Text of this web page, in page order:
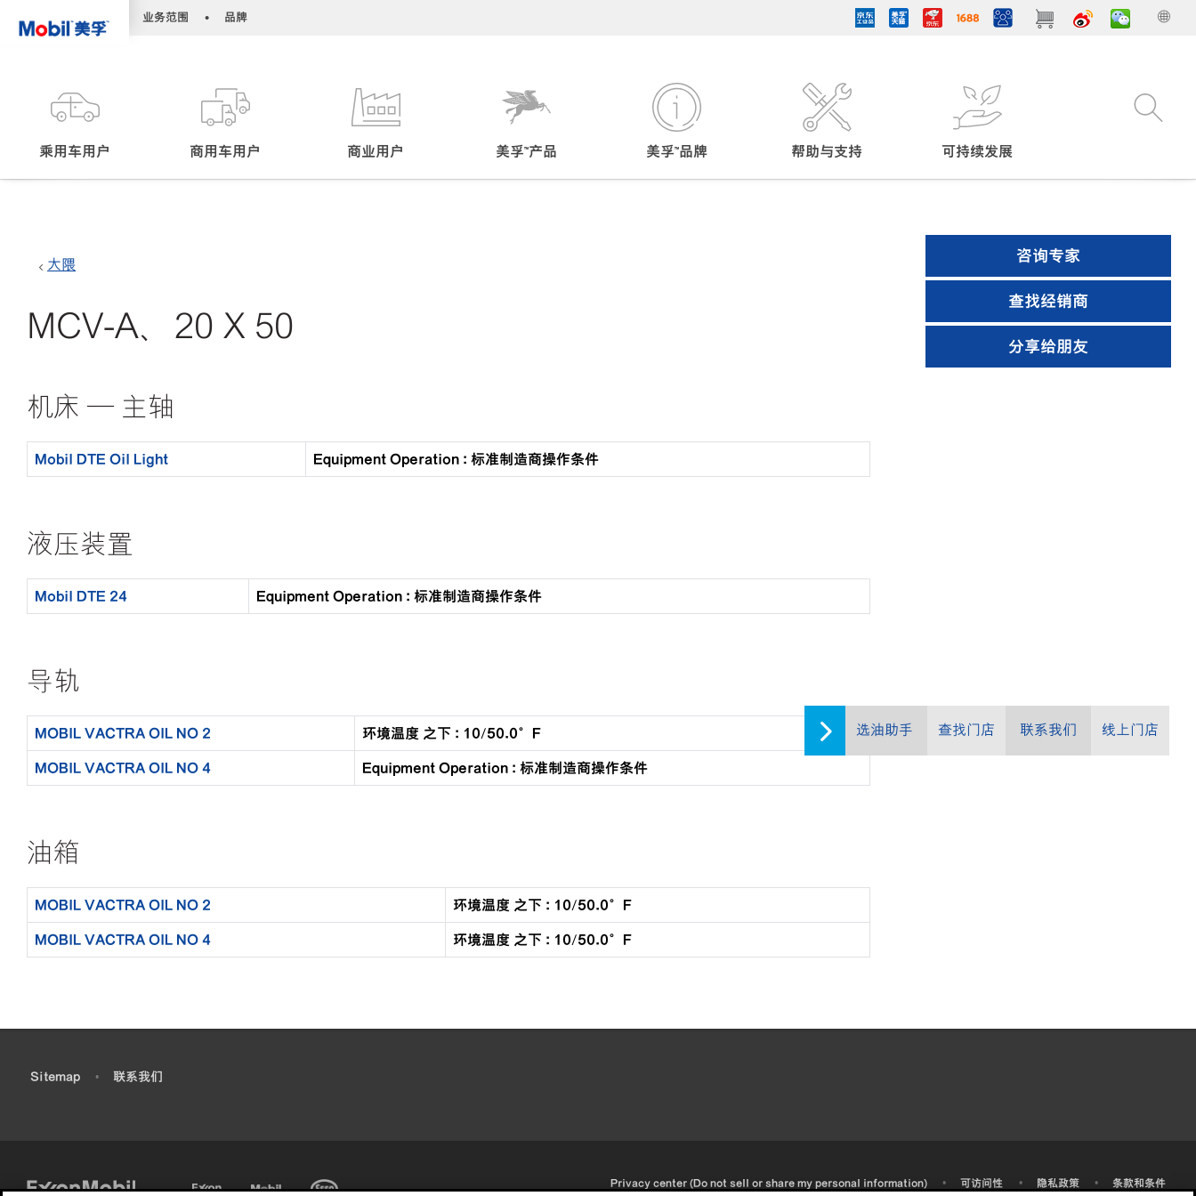
业务范围 • 品牌
乘用车用户 商用车用户 商业用户 美孚™产品 美孚™品牌 帮助与支持 可持续发展
选油助手 查找门店 联系我们 线上门店
大隈
MCV-A、20 X 50
机床 — 主轴
Mobil DTE Oil Light Equipment Operation : 标准制造商操作条件
液压装置
Mobil DTE 24 Equipment Operation : 标准制造商操作条件
导轨
MOBIL VACTRA OIL NO 2 环境温度 之下 : 10/50.0°F
MOBIL VACTRA OIL NO 4 Equipment Operation : 标准制造商操作条件
油箱
MOBIL VACTRA OIL NO 2 环境温度 之下 : 10/50.0°F
MOBIL VACTRA OIL NO 4 环境温度 之下 : 10/50.0°F
咨询专家
查找经销商
分享给朋友
Sitemap • 联系我们
Privacy center (Do not sell or share my personal information) • 可访问性 • 隐私政策 • 条款和条件